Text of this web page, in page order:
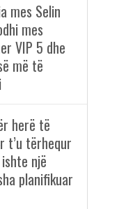
mes Selin
mes
VIP 5 dhe
më të
herë të
t’u tërhequr
një
planifikuar